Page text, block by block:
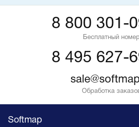
год)
8 800 301-
Бесплатный номер
8 495 627-
Обработка
Softmap